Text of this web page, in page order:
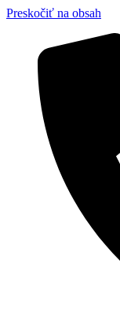
Preskočiť na obsah